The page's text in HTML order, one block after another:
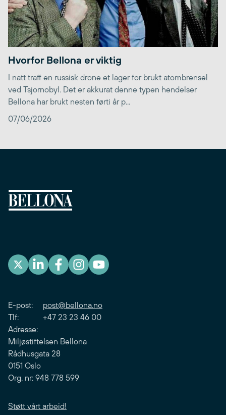
Hvorfor Bellona er viktig
I natt traff en russisk drone et lager for brukt atombrensel
ved Tsjornobyl. Det er akkurat denne typen hendelser
Bellona har brukt nesten førti år p...
07/06/2026
E-post: post@bellona.no
Tlf: +47 23 23 46 00
Adresse:
Miljøstiftelsen Bellona
Rådhusgata 28
0151 Oslo
Org. nr: 948 778 599
Støtt vårt arbeid!